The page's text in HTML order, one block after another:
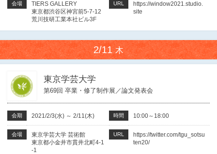
会場
TIERS GALLERY
東京都渋谷区神宮前5-7-12
荒川技研工業本社ビル3F
URL
https://window2021.studio.
site
2/11木
東京学芸大学
第69回 卒業・修了制作展／論文発表会
会期 2021/2/3(水) ～ 2/11(木) 時間 10:00～18:00
会場
東京学芸大学 芸術館
東京都小金井市貫井北町4-1
-1
URL
https://twitter.com/tgu_sotsu
ten20/